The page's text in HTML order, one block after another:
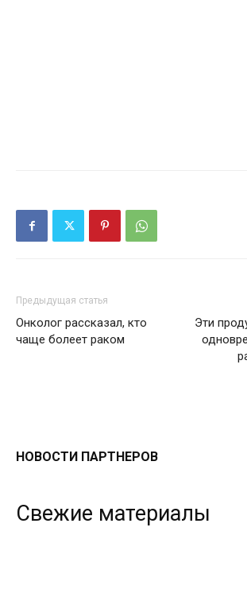
Предыдущая статья
Онколог рассказал, кто
чаще болеет раком
Эти
НОВОСТИ ПАРТНЕРОВ
Свежие материалы